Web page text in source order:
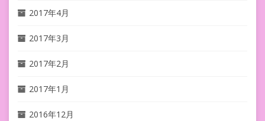
2017年4月
2017年3月
2017年2月
2017年1月
2016年12月